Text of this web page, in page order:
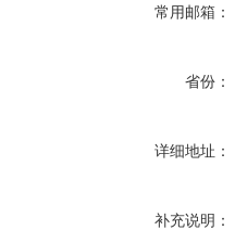
常用邮箱：
省份：
详细地址：
补充说明：